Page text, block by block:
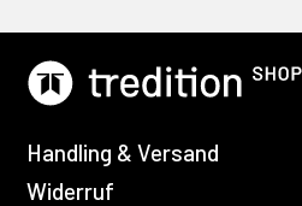
Handling & Versand
Widerruf